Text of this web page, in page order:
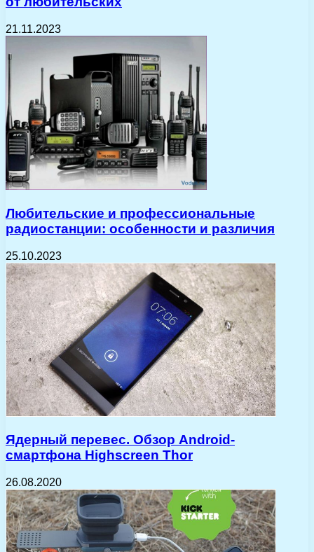
21.11.2023
Любительские и профессиональные
радиостанции: особенности и различия
25.10.2023
Ядерный перевес. Обзор Android-
смартфона Highscreen Thor
26.08.2020